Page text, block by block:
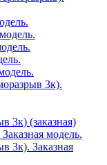
3к).
3к) (заказная)
модель.
3к). Заказная